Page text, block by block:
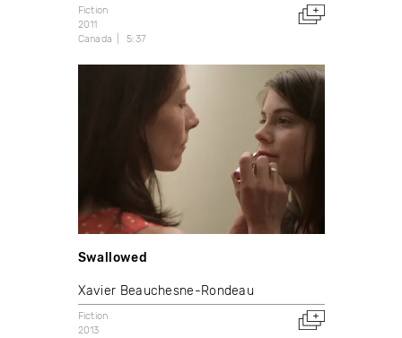
Fiction
2011
Canada
5:37
Swallowed
Xavier Beauchesne-Rondeau
Fiction
2013